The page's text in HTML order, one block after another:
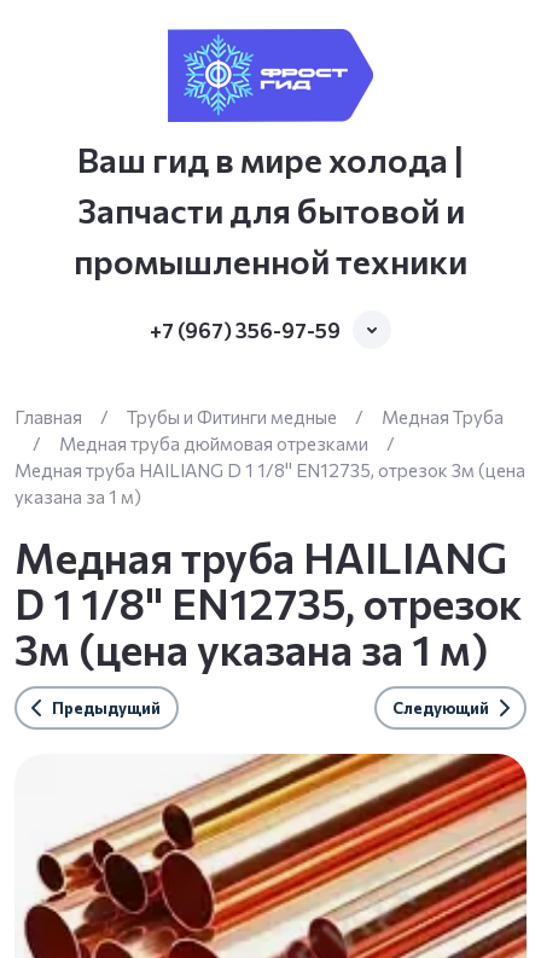
Ваш гид в мире холода |
Запчасти для бытовой и
промышленной техники
+7 (967) 356-97-59
Главная / Трубы и Фитинги медные /
Медная Труба
/
Медная труба дюймовая отрезками
/
Медная труба HAILIANG D 1 1/8" EN12735, отрезок 3м (цена
указана за 1 м)
Медная труба HAILIANG
D 1 1/8" EN12735, отрезок
3м (цена указана за 1 м)
Предыдущий Следующий